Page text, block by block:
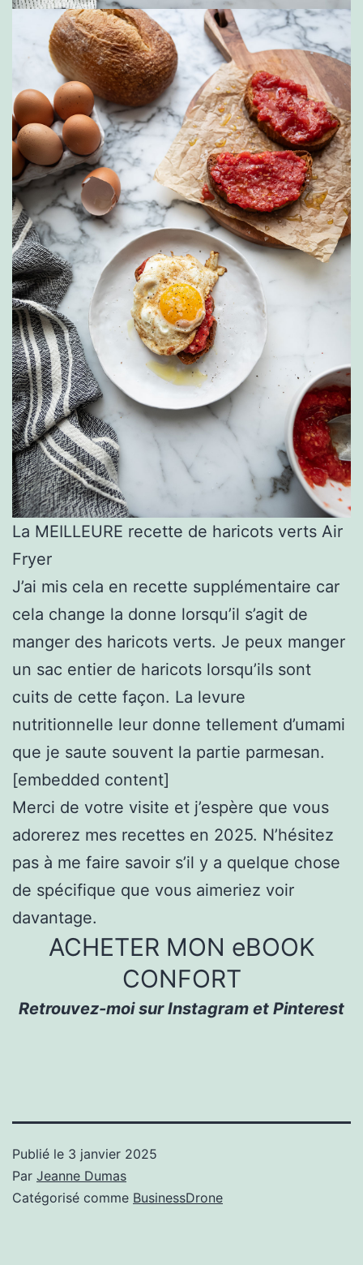
La MEILLEURE recette de haricots verts Air
Fryer
J’ai mis cela en recette supplémentaire car
cela change la donne lorsqu’il s’agit de
manger des haricots verts. Je peux manger
un sac entier de haricots lorsqu’ils sont
cuits de cette façon. La levure
nutritionnelle leur donne tellement d’umami
que je saute souvent la partie parmesan.
[embedded content]
Merci de votre visite et j’espère que vous
adorerez mes recettes en 2025. N’hésitez
pas à me faire savoir s’il y a quelque chose
de spécifique que vous aimeriez voir
davantage.
ACHETER MON eBOOK
CONFORT
Retrouvez-moi sur Instagram et Pinterest
Publié le 3 janvier 2025
Par Jeanne Dumas
Catégorisé comme BusinessDrone